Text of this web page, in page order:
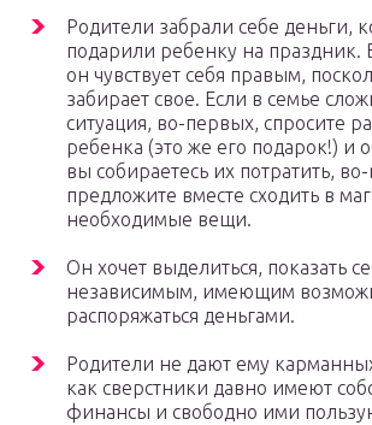
Родители забрали себе деньги,
подарили ребенку на праздник.
он чувствует себя правым,
забирает свое. Если в семье
ситуация, во-первых, спросите
ребенка (это же его подарок!) и
вы собираетесь их потратить,
предложите вместе сходить в
необходимые вещи.
Он хочет выделиться, показать
независимым, имеющим
распоряжаться деньгами.
Родители не дают ему
как сверстники давно имеют
финансы и свободно ими